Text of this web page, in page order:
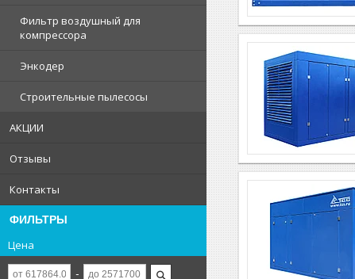
Фильтр воздушный для
компрессора
Энкодер
Строительные пылесосы
АКЦИИ
Отзывы
Контакты
ФИЛЬТРЫ
Цена